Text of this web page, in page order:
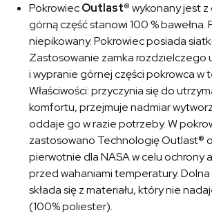
PokrowiecOutlast®wykonany jest z
górną część stanowi 100 % bawełna.
niepikowany. Pokrowiec posiada
Zastosowanie zamka rozdzielczego
i wypranie górnej części pokrowca w
Właściwości: przyczynia się do
komfortu, przejmuje nadmiar
oddaje go w razie potrzeby. W
zastosowano Technologię Outlast®
pierwotnie dla NASA w celu ochrony
przed wahaniami temperatury.
składa się z materiału, który nie
(100% poliester).